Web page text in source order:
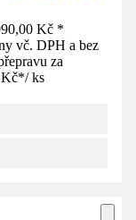
Kč *
vč. DPH a bez
za
Kč*/ ks